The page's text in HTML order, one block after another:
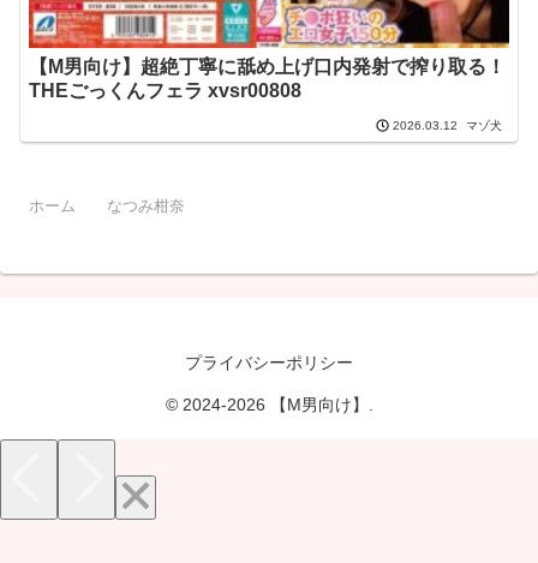
【M男向け】超絶丁寧に舐め上げ口内発射で搾り取る！
THEごっくんフェラ xvsr00808
2026.03.12 マゾ犬
ホーム なつみ柑奈
プライバシーポリシー
© 2024-2026 【M男向け】.